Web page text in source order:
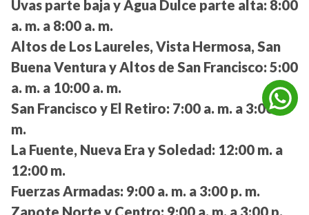
Uvas parte baja y Agua Dulce parte alta: 8:00
a. m. a 8:00 a. m.
Altos de Los Laureles, Vista Hermosa, San
Buena Ventura y Altos de San Francisco: 5:00
a. m. a 10:00 a. m.
San Francisco y El Retiro: 7:00 a. m. a 3:00 a.
m.
La Fuente, Nueva Era y Soledad: 12:00 m. a
12:00 m.
Fuerzas Armadas: 9:00 a. m. a 3:00 p. m.